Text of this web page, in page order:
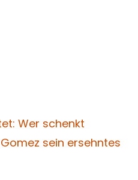
Wer schenkt
sein ersehntes